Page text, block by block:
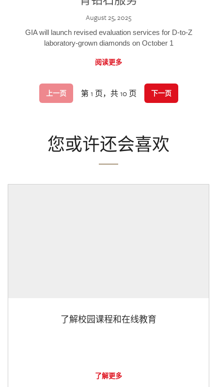
August 25, 2025
GIA will launch revised evaluation services for D-to-Z
laboratory-grown diamonds on October 1
阅读更多
上一页 第 1 页，共 10 页 下一页
您或许还会喜欢
了解校园课程和在线教育
了解更多